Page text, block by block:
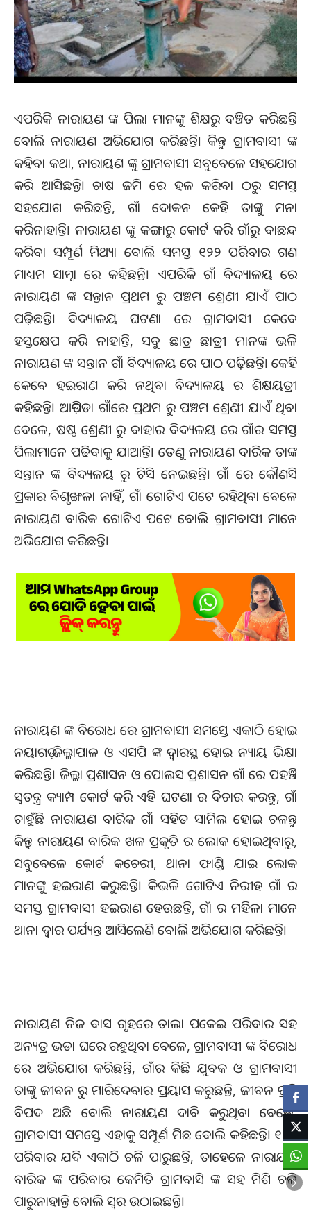
ଏପରିକି ନାରାୟଣ ଙ୍କ ପିଲା ମାନଙ୍କୁ ଶିକ୍ଷରୁ ବଞ୍ଚିତ କରିଛନ୍ତି
ବୋଲି ନାରାୟଣ ଅଭିଯୋଗ କରିଛନ୍ତି। କିନ୍ତୁ ଗ୍ରାମବାସୀ ଙ୍କ
କହିବା କଥା, ନାରାୟଣ ଙ୍କୁ ଗ୍ରାମବାସୀ ସବୁବେଳେ ସହଯୋଗ
କରି ଆସିଛନ୍ତି। ଚାଷ ଜମି ରେ ହଳ କରିବା ଠରୁ ସମସ୍ତ
ସହଯୋଗ କରିଛନ୍ତି, ଗାଁ ଦୋକନ କେହି ତାଙ୍କୁ ମନା
କରିନାହାନ୍ତି। ନାରାୟଣ ଙ୍କୁ କଙ୍ଗାରୁ କୋର୍ଟ କରି ଗାଁରୁ ବାଛନ୍ଦ
କରିବା ସମ୍ପୂର୍ଣ ମିଥ୍ୟା ବୋଲି ସମସ୍ତ ୧୨୨ ପରିବାର ଗଣ
ମାଧ୍ୟମ ସାମ୍ନା ରେ କହିଛନ୍ତି। ଏପରିକି ଗାଁ ବିଦ୍ୟାଳୟ ରେ
ନାରାୟଣ ଙ୍କ ସନ୍ତାନ ପ୍ରଥମ ରୁ ପଞ୍ଚମ ଶ୍ରେଣୀ ଯାଏଁ ପାଠ
ପଢ଼ିଛନ୍ତି। ବିଦ୍ୟାଳୟ ଘଟଣା ରେ ଗ୍ରାମବାସୀ କେବେ
ହସ୍ତକ୍ଷେପ କରି ନାହାନ୍ତି, ସବୁ ଛାତ୍ର ଛାତ୍ରୀ ମାନଙ୍କ ଭଳି
ନାରାୟଣ ଙ୍କ ସନ୍ତାନ ଗାଁ ବିଦ୍ୟାଳୟ ରେ ପାଠ ପଢ଼ିଛନ୍ତି। କେହି
କେବେ ହଇରାଣ କରି ନଥିବା ବିଦ୍ୟାଳୟ ର ଶିକ୍ଷୟତ୍ରୀ
କହିଛନ୍ତି। ଆଡ଼ିପଡା ଗାଁରେ ପ୍ରଥମ ରୁ ପଞ୍ଚମ ଶ୍ରେଣୀ ଯାଏଁ ଥିବା
ବେଳେ, ଷଷ୍ଠ ଶ୍ରେଣୀ ରୁ ବାହାର ବିଦ୍ୟଳୟ ରେ ଗାଁର ସମସ୍ତ
ପିଲାମାନେ ପଢିବାକୁ ଯାଆନ୍ତି। ତେଣୁ ନାରାୟଣ ବାରିକ ତାଙ୍କ
ସନ୍ତାନ ଙ୍କ ବିଦ୍ୟଳୟ ରୁ ଟିସି ନେଇଛନ୍ତି। ଗାଁ ରେ କୌଣସି
ପ୍ରକାର ବିଶୃଙ୍ଖଳା ନାହିଁ, ଗାଁ ଗୋଟିଏ ପଟେ ରହିଥିବା ବେଳେ
ନାରାୟଣ ବାରିକ ଗୋଟିଏ ପଟେ ବୋଲି ଗ୍ରାମବାସୀ ମାନେ
ଅଭିଯୋଗ କରିଛନ୍ତି।
ନାରାୟଣ ଙ୍କ ବିରୋଧ ରେ ଗ୍ରାମବାସୀ ସମସ୍ତେ ଏକାଠି ହୋଇ
ନୟାଗଡ଼ ଜିଲ୍ଲାପାଳ ଓ ଏସପି ଙ୍କ ଦ୍ୱାରସ୍ଥ ହୋଇ ନ୍ୟାୟ ଭିକ୍ଷା
କରିଛନ୍ତି। ଜିଲ୍ଲା ପ୍ରଶାସନ ଓ ପୋଲସ ପ୍ରଶାସନ ଗାଁ ରେ ପହଞ୍ଚି
ସ୍ୱତନ୍ତ୍ର କ୍ୟାମ୍ପ କୋର୍ଟ କରି ଏହି ଘଟଣା ର ବିଚାର କରନ୍ତୁ, ଗାଁ
ଚାହୁଁଛି ନାରାୟଣ ବାରିକ ଗାଁ ସହିତ ସାମିଲ ହୋଇ ଚଳନ୍ତୁ
କିନ୍ତୁ ନାରାୟଣ ବାରିକ ଖଳ ପ୍ରକୃତି ର ଲୋକ ହୋଇଥିବାରୁ,
ସବୁବେଳେ କୋର୍ଟ କଚେରୀ, ଥାନା ଫାଣ୍ଡି ଯାଇ ଲୋକ
ମାନଙ୍କୁ ହଇରାଣ କରୁଛନ୍ତି। କିଭଳି ଗୋଟିଏ ନିରୀହ ଗାଁ ର
ସମସ୍ତ ଗ୍ରାମବାସୀ ହଇରାଣ ହେଉଛନ୍ତି, ଗାଁ ର ମହିଳା ମାନେ
ଥାନା ଦ୍ୱାର ପର୍ଯ୍ୟନ୍ତ ଆସିଲେଣି ବୋଲି ଅଭିଯୋଗ କରିଛନ୍ତି।
ନାରାୟଣ ନିଜ ବାସ ଗୃହରେ ତାଲା ପକେଇ ପରିବାର ସହ
ଅନ୍ୟତ୍ର ଭଡା ଘରେ ରହୁଥିବା ବେଳେ, ଗ୍ରାମବାସୀ ଙ୍କ ବିରୋଧ
ରେ ଅଭିଯୋଗ କରିଛନ୍ତି, ଗାଁର କିଛି ଯୁବକ ଓ ଗ୍ରାମବାସୀ
ତାଙ୍କୁ ଜୀବନ ରୁ ମାରିଦେବାର ପ୍ରୟାସ କରୁଛନ୍ତି, ଜୀବନ ପ୍ରତି
ବିପଦ ଅଛି ବୋଲି ନାରାୟଣ ଦାବି କରୁଥିବା ବେଳେ,
ଗ୍ରାମବାସୀ ସମସ୍ତେ ଏହାକୁ ସମ୍ପୂର୍ଣ ମିଛ ବୋଲି କହିଛନ୍ତି। ୧୨୨
ପରିବାର ଯଦି ଏକାଠି ଚଳି ପାରୁଛନ୍ତି, ତାହେଳେ ନାରାୟଣ
ବାରିକ ଙ୍କ ପରିବାର କେମିତି ଗ୍ରାମବାସି ଙ୍କ ସହ ମିଶି ଚଳି
ପାରୁନାହାନ୍ତି ବୋଲି ସ୍ୱର ଉଠାଇଛନ୍ତି।